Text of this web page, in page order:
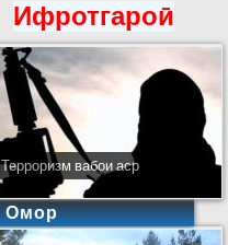
Ифротгароӣ
Терроризм вабои аср
Омор